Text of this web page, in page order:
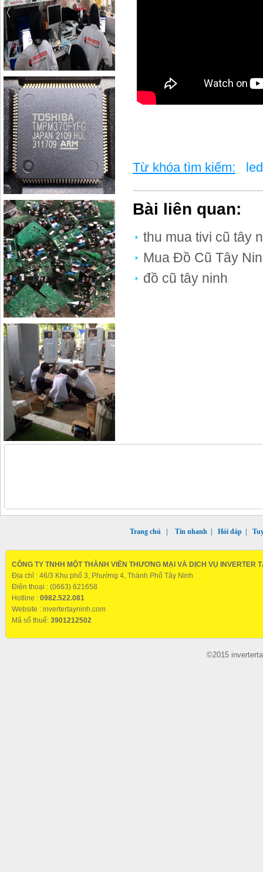
Từ khóa tìm kiếm:
Bài liên quan:
thu mua tivi cũ tây
Mua Đồ Cũ Tây
đồ cũ tây ninh
Trang chủ Tin nhanh Hỏi đáp
CÔNG TY TNHH MỘT THÀNH VIÊN THƯƠNG MẠI VÀ DỊCH VỤ INVERTER
Địa chỉ : 46/3 Khu phố 3, Phường 4, Thành Phố Tây Ninh
Điện thoại : (0663) 621658
Hotline : 0982.522.081
Website : invertertayninh.com
Mã số thuế: 3901212502
©2015